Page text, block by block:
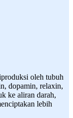
oleh tubuh
dopamin, relaxin,
ke aliran darah,
lebih